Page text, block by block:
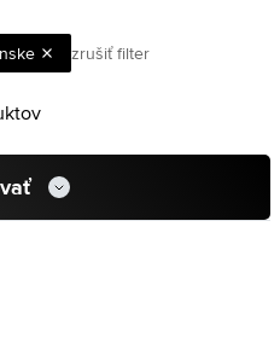
zrušiť filter